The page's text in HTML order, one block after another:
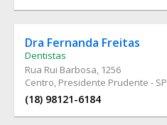
Dra Fernanda Freitas
Dentistas
Rua Rui Barbosa, 1256
Centro, Presidente Prudente - SP
(18) 98121-6184